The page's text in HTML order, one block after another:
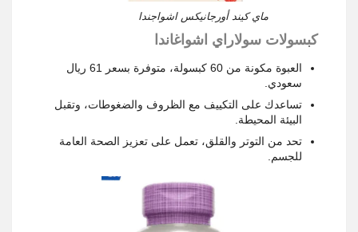
ماي كيند أورجانيكس اشواجندا
كبسولات سولاراي اشواغاندا
العبوة مكونة من 60 كبسولة، متوفرة بسعر 61 ريال
سعودي.
تساعدك على التكييف مع الظروف والضغوطات، وتقبل
البيئة المحيطة.
تحد من التوتر والقلق، تعمل على تعزيز الصحة العامة
للجسم.